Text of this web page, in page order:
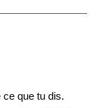
ce que tu dis.